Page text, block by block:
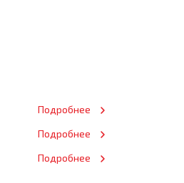
Подробнее
Подробнее
Подробнее